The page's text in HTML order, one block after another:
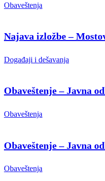
Obaveštenja
Najava izložbe –
Događaji i dešavanja
Obaveštenje – Javna
Obaveštenja
Obaveštenje – Javna
Obaveštenja